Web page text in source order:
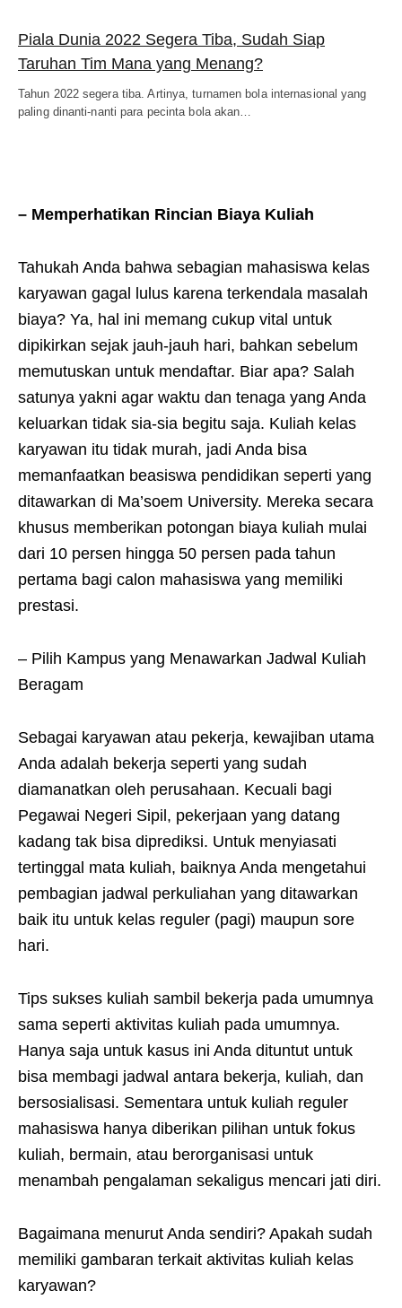
Piala Dunia 2022 Segera Tiba, Sudah Siap
Taruhan Tim Mana yang Menang?
Tahun 2022 segera tiba. Artinya, turnamen bola internasional yang
paling dinanti-nanti para pecinta bola akan…
– Memperhatikan Rincian Biaya Kuliah
Tahukah Anda bahwa sebagian mahasiswa kelas
karyawan gagal lulus karena terkendala masalah
biaya? Ya, hal ini memang cukup vital untuk
dipikirkan sejak jauh-jauh hari, bahkan sebelum
memutuskan untuk mendaftar. Biar apa? Salah
satunya yakni agar waktu dan tenaga yang Anda
keluarkan tidak sia-sia begitu saja. Kuliah kelas
karyawan itu tidak murah, jadi Anda bisa
memanfaatkan beasiswa pendidikan seperti yang
ditawarkan di Ma’soem University. Mereka secara
khusus memberikan potongan biaya kuliah mulai
dari 10 persen hingga 50 persen pada tahun
pertama bagi calon mahasiswa yang memiliki
prestasi.
– Pilih Kampus yang Menawarkan Jadwal Kuliah
Beragam
Sebagai karyawan atau pekerja, kewajiban utama
Anda adalah bekerja seperti yang sudah
diamanatkan oleh perusahaan. Kecuali bagi
Pegawai Negeri Sipil, pekerjaan yang datang
kadang tak bisa diprediksi. Untuk menyiasati
tertinggal mata kuliah, baiknya Anda mengetahui
pembagian jadwal perkuliahan yang ditawarkan
baik itu untuk kelas reguler (pagi) maupun sore
hari.
Tips sukses kuliah sambil bekerja pada umumnya
sama seperti aktivitas kuliah pada umumnya.
Hanya saja untuk kasus ini Anda dituntut untuk
bisa membagi jadwal antara bekerja, kuliah, dan
bersosialisasi. Sementara untuk kuliah reguler
mahasiswa hanya diberikan pilihan untuk fokus
kuliah, bermain, atau berorganisasi untuk
menambah pengalaman sekaligus mencari jati diri.
Bagaimana menurut Anda sendiri? Apakah sudah
memiliki gambaran terkait aktivitas kuliah kelas
karyawan?